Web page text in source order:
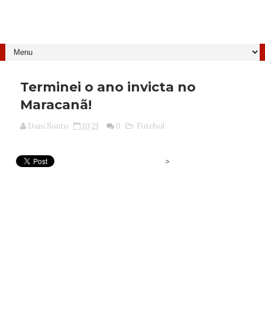
Terminei o ano invicta no
Maracanã!
Dani Souto 10:21 0 Futebol
>